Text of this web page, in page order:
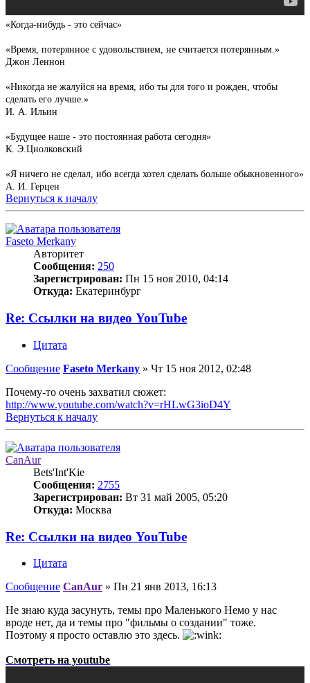
«Когда-нибудь - это сейчас»
«Время, потерянное с удовольствием, не считается потерянным.»
Джон Леннон
«Никогда не жалуйся на время, ибо ты для того и рожден, чтобы
сделать его лучше.»
И. А. Ильин
«Будущее наше - это постоянная работа сегодня»
К. Э.Циолковский
«Я ничего не сделал, ибо всегда хотел сделать больше обыкновенного»
А. И. Герцен
Вернуться к началу
Faseto Merkany
Авторитет
Сообщения: 250
Зарегистрирован: Пн 15 ноя 2010, 04:14
Откуда: Екатеринбург
Re: Ссылки на видео YouTube
Цитата
Сообщение Faseto Merkany » Чт 15 ноя 2012, 02:48
Почему-то очень захватил сюжет:
http://www.youtube.com/watch?v=rHLwG3ioD4Y
Вернуться к началу
CanAur
Bets'Int'Kie
Сообщения: 2755
Зарегистрирован: Вт 31 май 2005, 05:20
Откуда: Москва
Re: Ссылки на видео YouTube
Цитата
Сообщение CanAur » Пн 21 янв 2013, 16:13
Не знаю куда засунуть, темы про Маленького Немо у нас
вроде нет, да и темы про "фильмы о создании" тоже.
Поэтому я просто оставлю это здесь.
Смотреть на youtube